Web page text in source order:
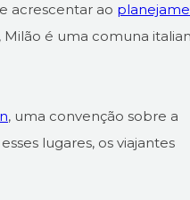
acrescentar ao
é uma comuna
, uma convenção sobre a
lugares, os viajantes